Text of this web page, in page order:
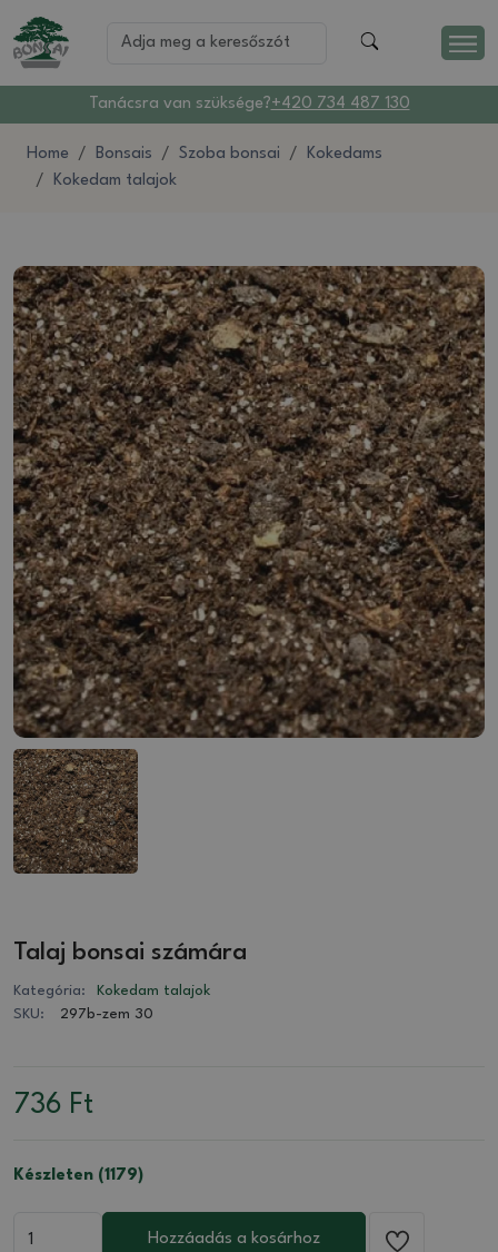
Tanácsra van szüksége?+420 734 487 130
Home Bonsais Szoba bonsai
Kokedams
Kokedam talajok
Talaj bonsai számára
Kategória:
Kokedam talajok
SKU:
297b-zem 30
736 Ft
Készleten (1179)
Hozzáadás a kosárhoz